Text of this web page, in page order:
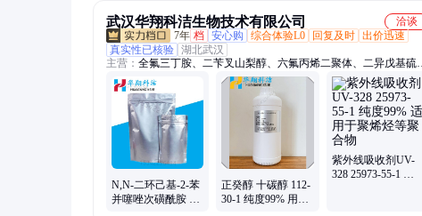
武汉华翔科洁生物技术有限公司
洽谈
7年 档 安心购 综合体验L0 回复及时 出价迅速
真实性已核验 湖北武汉
主营： 全氟三丁胺、二苄叉山梨醇、六氟丙烯二聚体、二异戊基硫
醚、六氟环氧丙烷二聚体、异丙醇铝、纳米勃姆石、隐色结晶紫、邻
菲罗啉
N,N-二环己基-2-苯
并噻唑次磺酰胺 促
正癸醇 十碳醇 112-
30-1 纯度99% 用于
紫外线吸收剂UV-
328 25973-55-1 纯